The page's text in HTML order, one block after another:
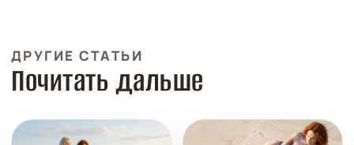
ДРУГИЕ СТАТЬИ
Почитать дальше